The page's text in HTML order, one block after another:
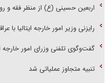
اربعین حسینی (ع) از منظر فقه و
رایزنی وزیر امور خارجه ایتالیا با
گفت‌وگوی تلفنی وزرای امور
تنبیه متجاوز عملیاتی شد